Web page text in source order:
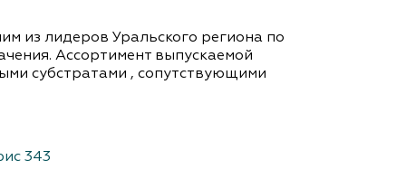
из лидеров Уральского региона по
Ассортимент выпускаемой
субстратами , сопутствующими
343